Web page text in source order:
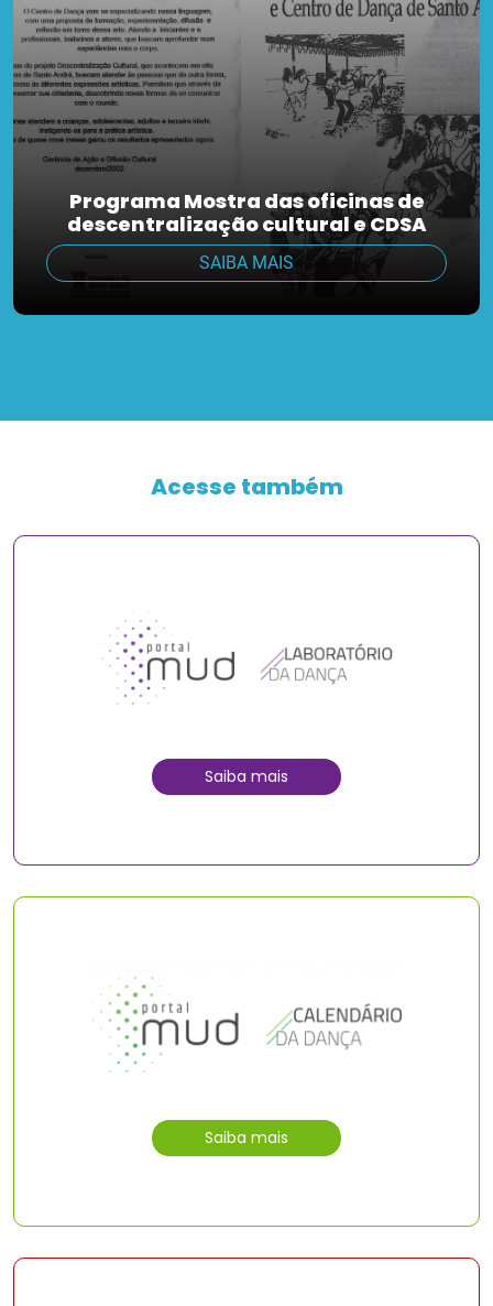
Programa Mostra das oficinas de
descentralização cultural e CDSA
SAIBA MAIS
Acesse também
Saiba mais
Saiba mais